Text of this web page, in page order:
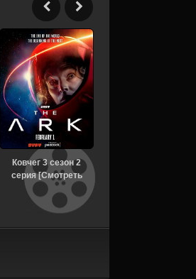
Ковчег 3 сезон 2
серия [Смотреть
Онлайн]